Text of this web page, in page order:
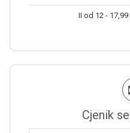
II od 12 -
Cjenik